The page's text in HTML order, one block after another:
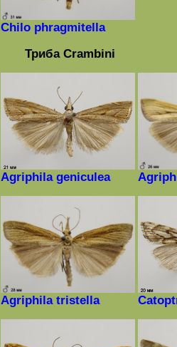
Chilo phragmitella
Триба Crambini
Agriphila geniculea
Agriphila tristella